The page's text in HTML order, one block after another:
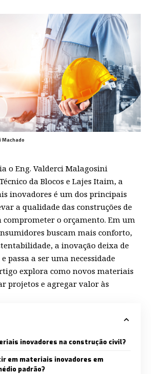
o Eng. Valderci Malagosini
da Blocos e Lajes Itaim, a
inovadores é um dos principais
a qualidade das construções de
comprometer o orçamento. Em um
buscam mais conforto,
a inovação deixa de
passa a ser uma necessidade
explora como novos materiais
projetos e agregar valor às
inovadores na construção civil?
em materiais inovadores em
padrão?